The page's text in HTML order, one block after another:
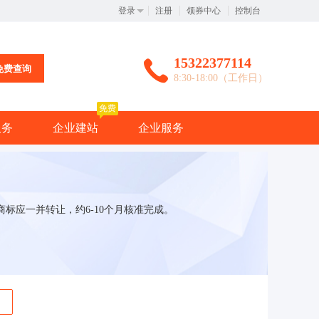
登录 注册 领券中心 控制台
费查询 15322377114
8:30-18:00（工作日）
企业建站
免费
企业服务
应一并转让，约6-10个月核准完成。